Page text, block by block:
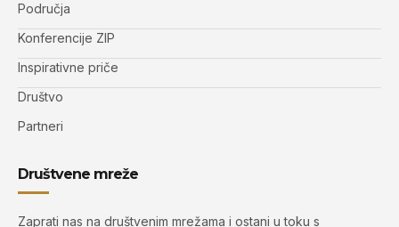
Područja
Konferencije ZIP
Inspirativne priče
Društvo
Partneri
Društvene mreže
Zaprati nas na društvenim mrežama i ostani u toku s